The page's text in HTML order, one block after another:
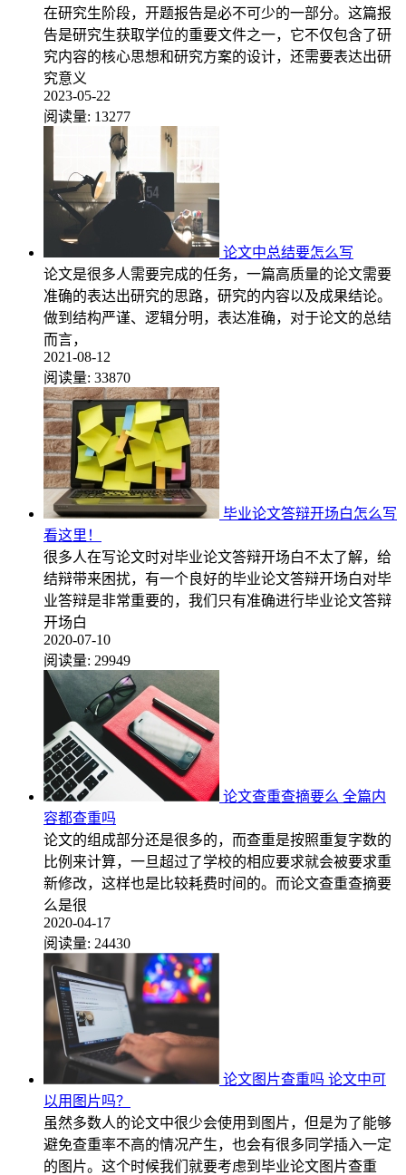
在研究生阶段，开题报告是必不可少的一部分。这篇报
告是研究生获取学位的重要文件之一，它不仅包含了研
究内容的核心思想和研究方案的设计，还需要表达出研
究意义
2023-05-22
阅读量: 13277
论文中总结要怎么写
论文是很多人需要完成的任务，一篇高质量的论文需要
准确的表达出研究的思路，研究的内容以及成果结论。
做到结构严谨、逻辑分明，表达准确，对于论文的总结
而言，
2021-08-12
阅读量: 33870
毕业论文答辩开场白怎么写
看这里！
很多人在写论文时对毕业论文答辩开场白不太了解，给
结辩带来困扰，有一个良好的毕业论文答辩开场白对毕
业答辩是非常重要的，我们只有准确进行毕业论文答辩
开场白
2020-07-10
阅读量: 29949
论文查重查摘要么 全篇内
容都查重吗
论文的组成部分还是很多的，而查重是按照重复字数的
比例来计算，一旦超过了学校的相应要求就会被要求重
新修改，这样也是比较耗费时间的。而论文查重查摘要
么是很
2020-04-17
阅读量: 24430
论文图片查重吗 论文中可
以用图片吗？
虽然多数人的论文中很少会使用到图片，但是为了能够
避免查重率不高的情况产生，也会有很多同学插入一定
的图片。这个时候我们就要考虑到毕业论文图片查重